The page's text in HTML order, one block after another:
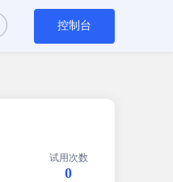
试用次数
0
控制台